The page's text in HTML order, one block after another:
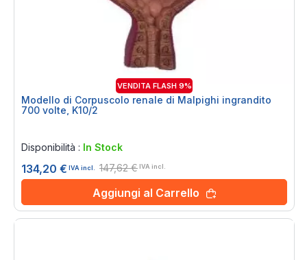
VENDITA FLASH 9%
Modello di Corpuscolo renale di Malpighi ingrandito
700 volte, K10/2
Disponibilità : In Stock
134,20 € IVA incl. 147,62 € IVA incl.
Aggiungi al Carrello